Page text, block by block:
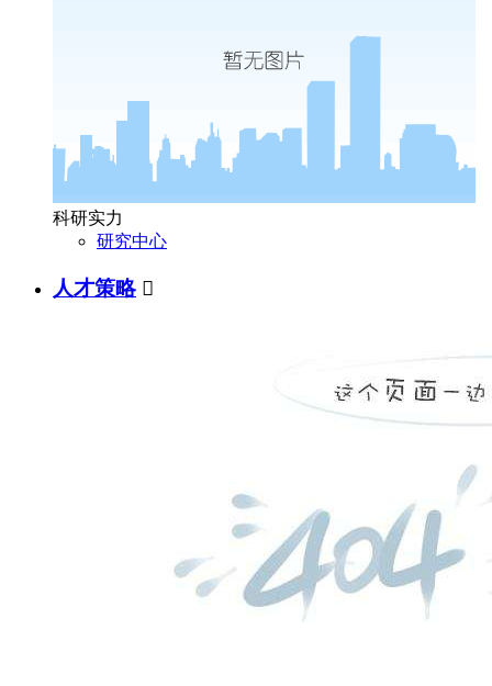
科研实力
研究中心
人才策略 